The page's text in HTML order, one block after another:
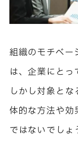
組織のモチベー
は、企業にとっ
しかし対象と
体的な方法や
ではないでしょ